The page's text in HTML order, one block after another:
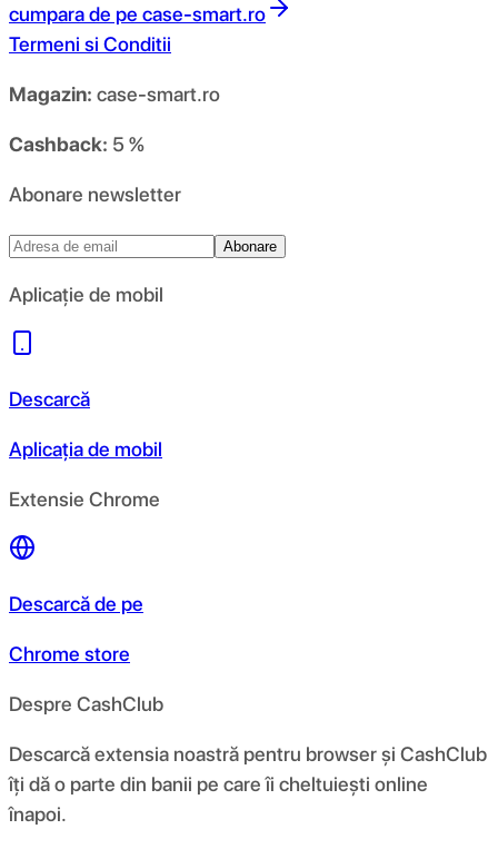
cumpara de pe case-smart.ro
Termeni si Conditii
Magazin: case-smart.ro
Cashback: 5 %
Abonare newsletter
Abonare
Aplicație de mobil
Descarcă
Aplicația de mobil
Extensie Chrome
Descarcă de pe
Chrome store
Despre CashClub
Descarcă extensia noastră pentru browser și CashClub
îți dă o parte din banii pe care îi cheltuiești online
înapoi.